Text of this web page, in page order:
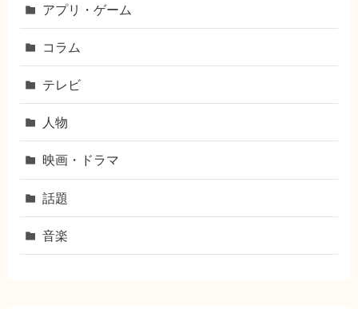
アプリ・ゲーム
コラム
テレビ
人物
映画・ドラマ
話題
音楽